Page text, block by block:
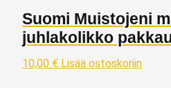
Suomi Muistojeni
juhlakolikko
10,00 € Lisää ostoskoriin